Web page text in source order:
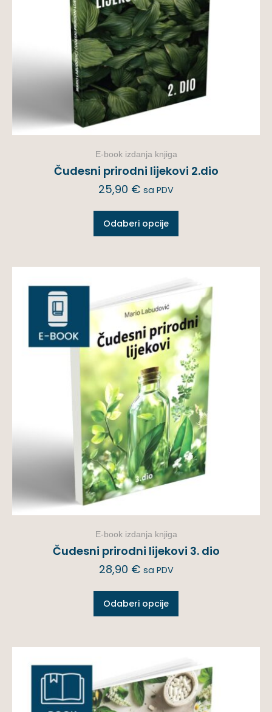
E-book izdanja knjiga
Čudesni prirodni lijekovi 2.dio
25,90 € sa PDV
Odaberi opcije
E-book izdanja knjiga
Čudesni prirodni lijekovi 3. dio
28,90 € sa PDV
Odaberi opcije